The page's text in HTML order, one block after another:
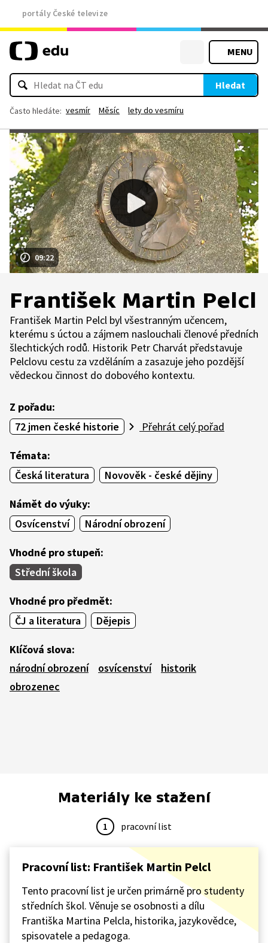
portály České televize
MENU
Hledat
Často hledáte: vesmír Měsíc lety do vesmíru
09:22
František Martin Pelcl
František Martin Pelcl byl všestranným učencem,
kterému s úctou a zájmem naslouchali členové předních
šlechtických rodů. Historik Petr Charvát představuje
Pelclovu cestu za vzděláním a zasazuje jeho pozdější
vědeckou činnost do dobového kontextu.
Z pořadu:
72 jmen české historie
Přehrát celý pořad
Témata:
Česká literatura
Novověk - české dějiny
Námět do výuky:
Osvícenství
Národní obrození
Vhodné pro stupeň:
Střední škola
Vhodné pro předmět:
ČJ a literatura
Dějepis
Klíčová slova:
národní obrození
osvícenství
historik
obrozenec
Materiály ke stažení
1 pracovní list
Pracovní list: František Martin Pelcl
Tento pracovní list je určen primárně pro studenty
středních škol. Věnuje se osobnosti a dílu
Františka Martina Pelcla, historika, jazykovědce,
spisovatele a pedagoga.